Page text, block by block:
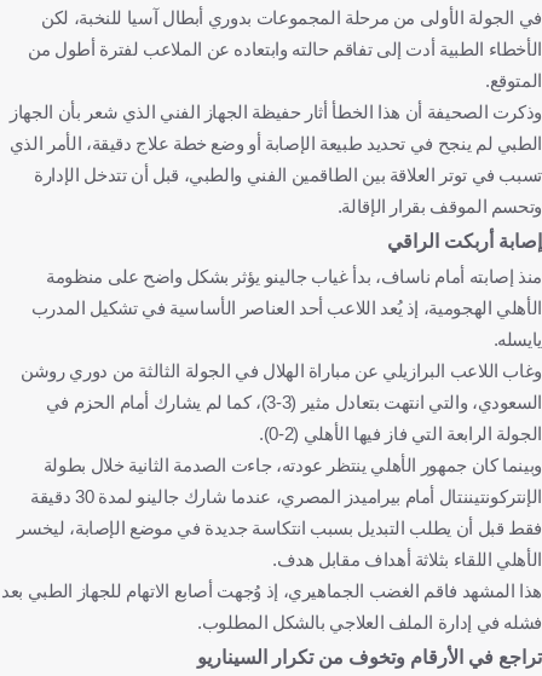
في الجولة الأولى من مرحلة المجموعات بدوري أبطال آسيا للنخبة، لكن
الأخطاء الطبية أدت إلى تفاقم حالته وابتعاده عن الملاعب لفترة أطول من
المتوقع.
وذكرت الصحيفة أن هذا الخطأ أثار حفيظة الجهاز الفني الذي شعر بأن الجهاز
الطبي لم ينجح في تحديد طبيعة الإصابة أو وضع خطة علاج دقيقة، الأمر الذي
تسبب في توتر العلاقة بين الطاقمين الفني والطبي، قبل أن تتدخل الإدارة
وتحسم الموقف بقرار الإقالة.
إصابة أربكت الراقي
منذ إصابته أمام ناساف، بدأ غياب جالينو يؤثر بشكل واضح على منظومة
الأهلي الهجومية، إذ يُعد اللاعب أحد العناصر الأساسية في تشكيل المدرب
يايسله.
وغاب اللاعب البرازيلي عن مباراة الهلال في الجولة الثالثة من دوري روشن
السعودي، والتي انتهت بتعادل مثير (3-3)، كما لم يشارك أمام الحزم في
الجولة الرابعة التي فاز فيها الأهلي (2-0).
وبينما كان جمهور الأهلي ينتظر عودته، جاءت الصدمة الثانية خلال بطولة
الإنتركونتيننتال أمام بيراميدز المصري، عندما شارك جالينو لمدة 30 دقيقة
فقط قبل أن يطلب التبديل بسبب انتكاسة جديدة في موضع الإصابة، ليخسر
الأهلي اللقاء بثلاثة أهداف مقابل هدف.
هذا المشهد فاقم الغضب الجماهيري، إذ وُجهت أصابع الاتهام للجهاز الطبي بعد
فشله في إدارة الملف العلاجي بالشكل المطلوب.
تراجع في الأرقام وتخوف من تكرار السيناريو